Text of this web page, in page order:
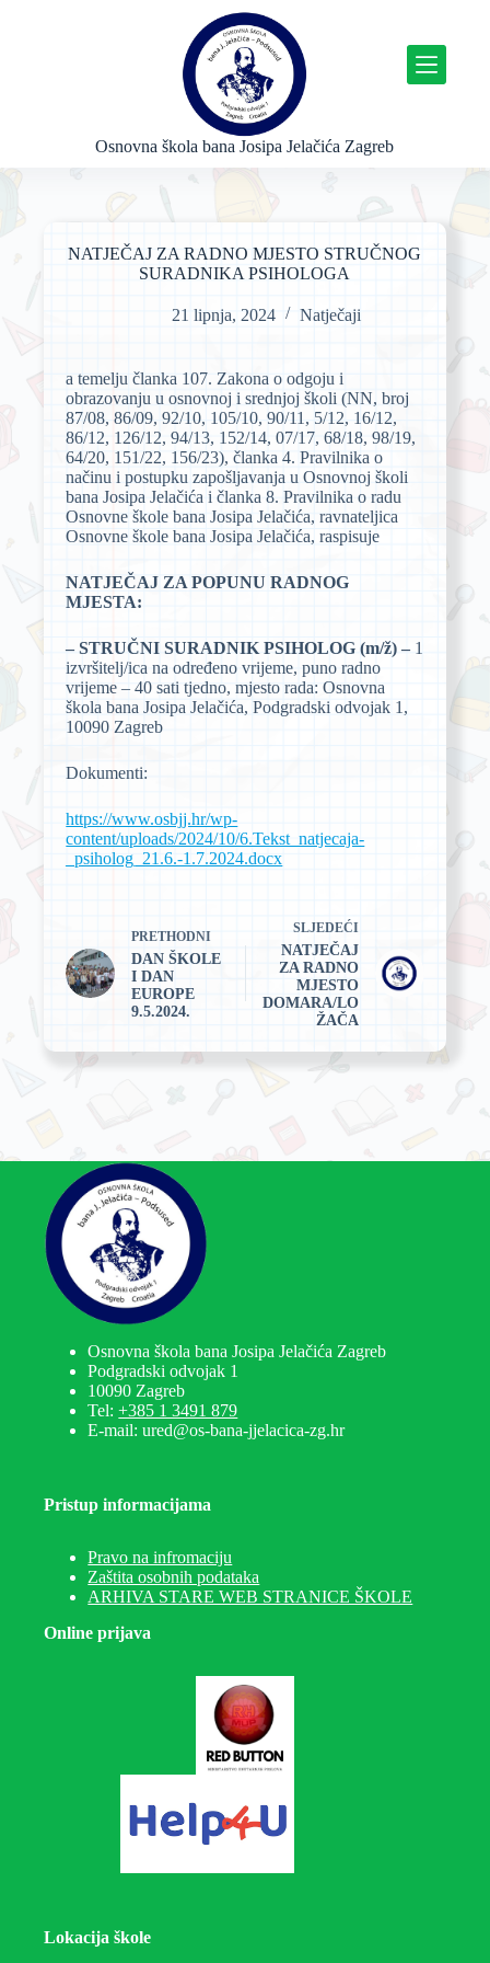
Osnovna škola bana Josipa Jelačića Zagreb
NATJEČAJ ZA RADNO MJESTO STRUČNOG
SURADNIKA PSIHOLOGA
21 lipnja, 2024 Natječaji
a temelju članka 107. Zakona o odgoju i
obrazovanju u osnovnoj i srednjoj školi (NN, broj
87/08, 86/09, 92/10, 105/10, 90/11, 5/12, 16/12,
86/12, 126/12, 94/13, 152/14, 07/17, 68/18, 98/19,
64/20, 151/22, 156/23), članka 4. Pravilnika o
načinu i postupku zapošljavanja u Osnovnoj školi
bana Josipa Jelačića i članka 8. Pravilnika o radu
Osnovne škole bana Josipa Jelačića, ravnateljica
Osnovne škole bana Josipa Jelačića, raspisuje
NATJEČAJ ZA POPUNU RADNOG
MJESTA:
– STRUČNI SURADNIK PSIHOLOG (m/ž) – 1
izvršitelj/ica na određeno vrijeme, puno radno
vrijeme – 40 sati tjedno, mjesto rada: Osnovna
škola bana Josipa Jelačića, Podgradski odvojak 1,
10090 Zagreb
Dokumenti:
https://www.osbjj.hr/wp-
content/uploads/2024/10/6.Tekst_natjecaja-
_psiholog_21.6.-1.7.2024.docx
PRETHODNI
DAN ŠKOLE
I DAN
EUROPE
9.5.2024.
SLJEDEĆI
NATJEČAJ
ZA RADNO
MJESTO
DOMARA/LO
ŽAČA
Osnovna škola bana Josipa Jelačića Zagreb
Podgradski odvojak 1
10090 Zagreb
Tel:+385 1 3491 879
E-mail: ured@os-bana-jjelacica-zg.hr
Pristup informacijama
Pravo na infromaciju
Zaštita osobnih podataka
ARHIVA STARE WEB STRANICE ŠKOLE
Online prijava
Lokacija škole